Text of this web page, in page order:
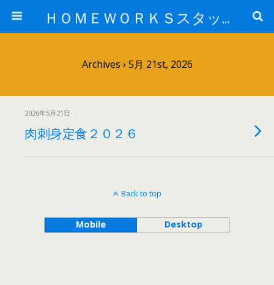
ＨＯＭＥＷＯＲＫＳスタッフ日記ブログ
Archives › 5月 21st, 2026
2026年5月21日
肉刺身定食２０２６
Back to top
Mobile Desktop